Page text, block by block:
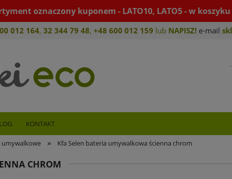
oznaczony kuponem - LATO10, LATO5 - w
012 164, 32 344 79 48, +48 600 012 159 lub NAPISZ! e-mail
KONTAKT
umywalkowe » Kfa Selen bateria umywalkowa ścienna chrom
CHROM